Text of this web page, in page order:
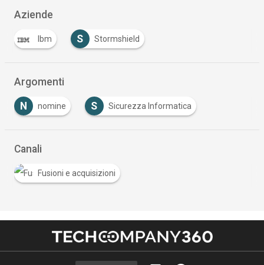
Aziende
Ibm S Stormshield
Argomenti
N nomine S Sicurezza Informatica
Canali
Fusioni e acquisizioni